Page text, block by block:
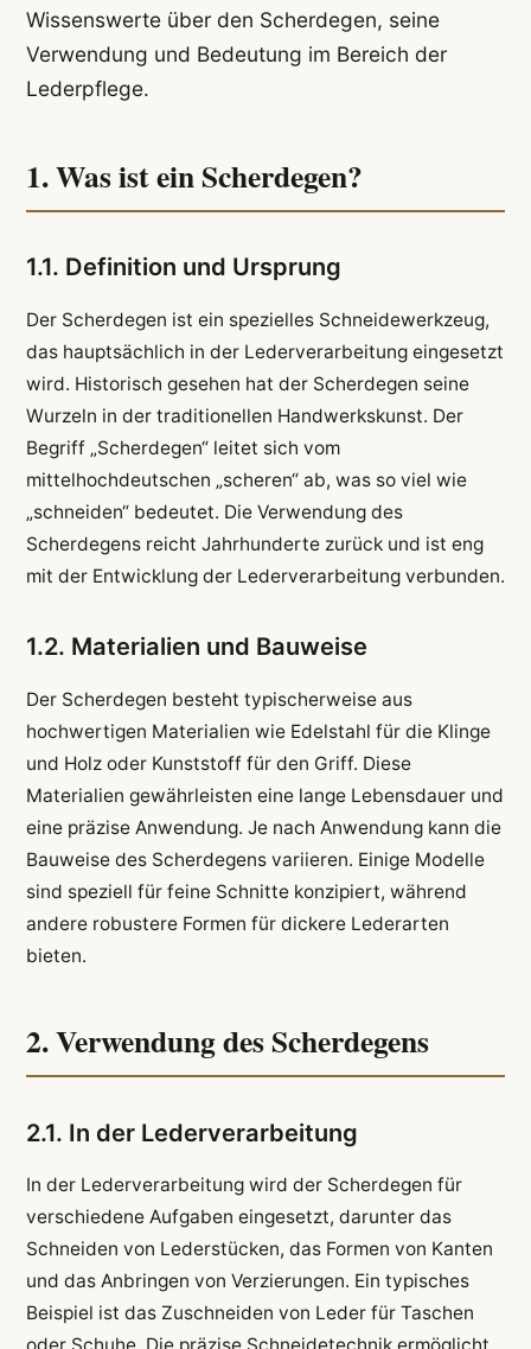
Wissenswerte über den Scherdegen, seine
Verwendung und Bedeutung im Bereich der
Lederpflege.
1. Was ist ein Scherdegen?
1.1. Definition und Ursprung
Der Scherdegen ist ein spezielles Schneidewerkzeug,
das hauptsächlich in der Lederverarbeitung eingesetzt
wird. Historisch gesehen hat der Scherdegen seine
Wurzeln in der traditionellen Handwerkskunst. Der
Begriff „Scherdegen“ leitet sich vom
mittelhochdeutschen „scheren“ ab, was so viel wie
„schneiden“ bedeutet. Die Verwendung des
Scherdegens reicht Jahrhunderte zurück und ist eng
mit der Entwicklung der Lederverarbeitung verbunden.
1.2. Materialien und Bauweise
Der Scherdegen besteht typischerweise aus
hochwertigen Materialien wie Edelstahl für die Klinge
und Holz oder Kunststoff für den Griff. Diese
Materialien gewährleisten eine lange Lebensdauer und
eine präzise Anwendung. Je nach Anwendung kann die
Bauweise des Scherdegens variieren. Einige Modelle
sind speziell für feine Schnitte konzipiert, während
andere robustere Formen für dickere Lederarten
bieten.
2. Verwendung des Scherdegens
2.1. In der Lederverarbeitung
In der Lederverarbeitung wird der Scherdegen für
verschiedene Aufgaben eingesetzt, darunter das
Schneiden von Lederstücken, das Formen von Kanten
und das Anbringen von Verzierungen. Ein typisches
Beispiel ist das Zuschneiden von Leder für Taschen